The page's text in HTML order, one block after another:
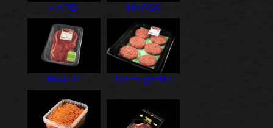
MAPB1 MAPB5
MAPB6 Demi gastro